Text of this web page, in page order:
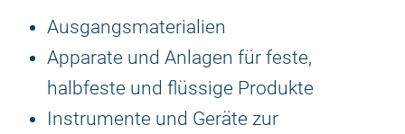
Ausgangsmaterialien
Apparate und Anlagen für feste,
halbfeste und flüssige Produkte
Instrumente und Geräte zur